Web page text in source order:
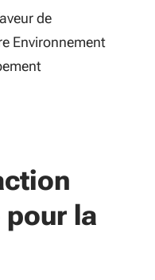
de
Environnement
la